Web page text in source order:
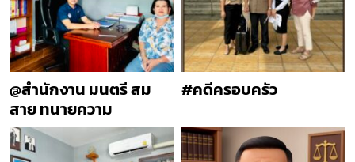
@สำนักงาน มนตรี สม
สาย ทนายความ
#คดีครอบครัว